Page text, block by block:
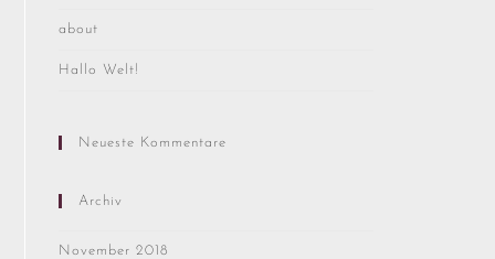
about
Hallo Welt!
Neueste Kommentare
Archiv
November 2018